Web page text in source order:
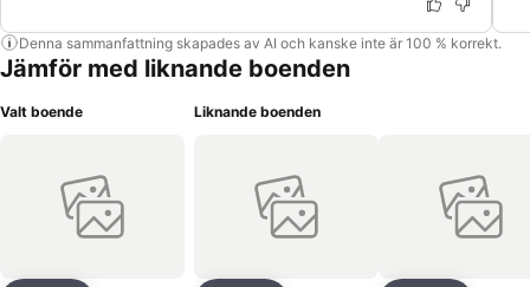
Denna sammanfattning skapades av AI och kanske inte är 100 % korrekt.
Jämför med liknande boenden
Valt boende Liknande boenden